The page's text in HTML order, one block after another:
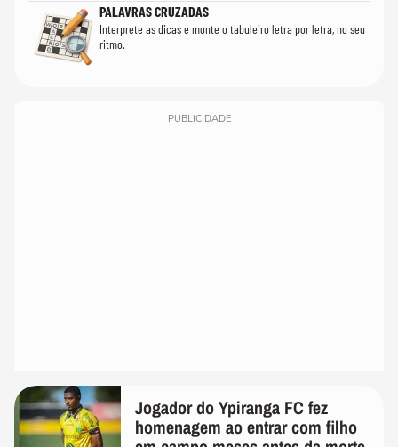
PALAVRAS CRUZADAS
Interprete as dicas e monte o tabuleiro letra por letra, no seu
ritmo.
PUBLICIDADE
Jogador do Ypiranga FC fez
homenagem ao entrar com filho